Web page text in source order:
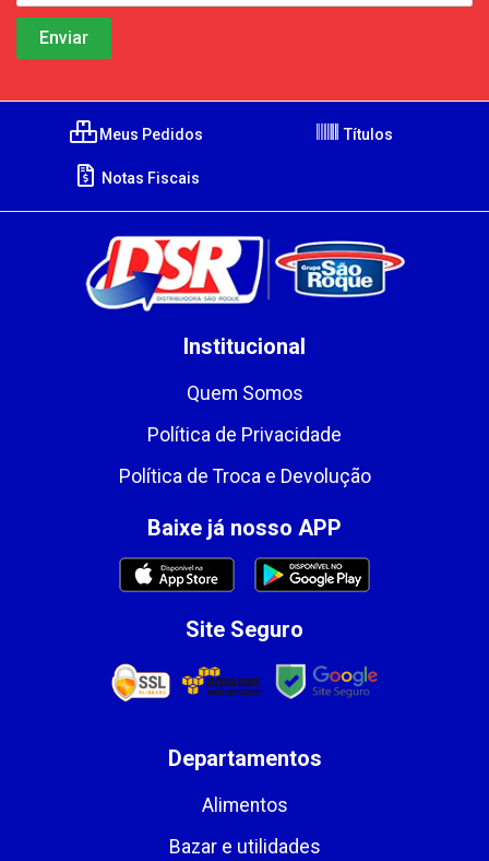
Meus Pedidos Títulos
Notas Fiscais
Institucional
Quem Somos
Política de Privacidade
Política de Troca e Devolução
Baixe já nosso APP
Site Seguro
Departamentos
Alimentos
Bazar e utilidades